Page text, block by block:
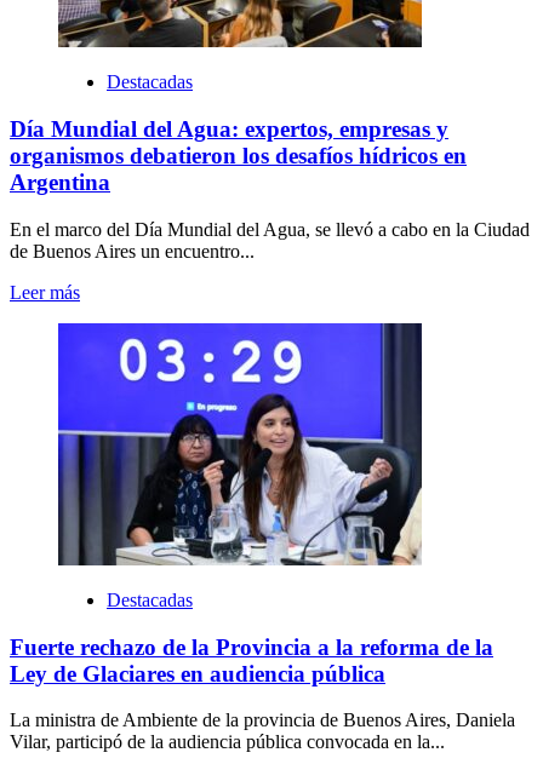
Destacadas
Día Mundial del Agua: expertos, empresas y
organismos debatieron los desafíos hídricos en
Argentina
En el marco del Día Mundial del Agua, se llevó a cabo en la Ciudad
de Buenos Aires un encuentro...
Leer más
Destacadas
Fuerte rechazo de la Provincia a la reforma de la
Ley de Glaciares en audiencia pública
La ministra de Ambiente de la provincia de Buenos Aires, Daniela
Vilar, participó de la audiencia pública convocada en la...